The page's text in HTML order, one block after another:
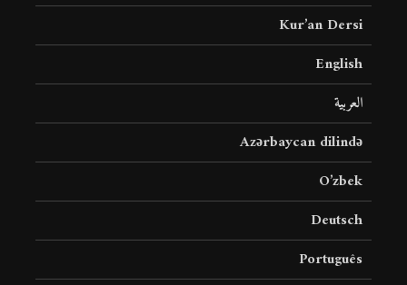
Kur’an Dersi
English
العربية
Azərbaycan dilində
O’zbek
Deutsch
Português